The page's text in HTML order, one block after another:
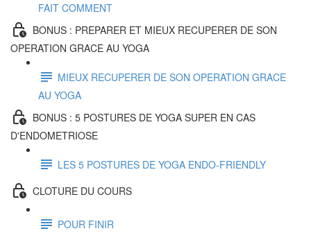
FAIT COMMENT
BONUS : PREPARER ET MIEUX RECUPERER DE SON
OPERATION GRACE AU YOGA
MIEUX RECUPERER DE SON OPERATION GRACE
AU YOGA
BONUS : 5 POSTURES DE YOGA SUPER EN CAS
D'ENDOMETRIOSE
LES 5 POSTURES DE YOGA ENDO-FRIENDLY
CLOTURE DU COURS
POUR FINIR